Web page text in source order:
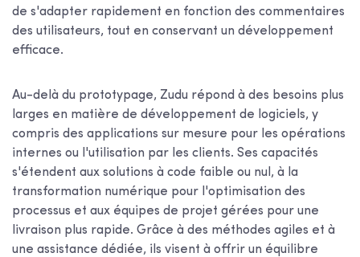
de s'adapter rapidement en fonction des commentaires
des utilisateurs, tout en conservant un développement
efficace.
Au-delà du prototypage, Zudu répond à des besoins plus
larges en matière de développement de logiciels, y
compris des applications sur mesure pour les opérations
internes ou l'utilisation par les clients. Ses capacités
s'étendent aux solutions à code faible ou nul, à la
transformation numérique pour l'optimisation des
processus et aux équipes de projet gérées pour une
livraison plus rapide. Grâce à des méthodes agiles et à
une assistance dédiée, ils visent à offrir un équilibre